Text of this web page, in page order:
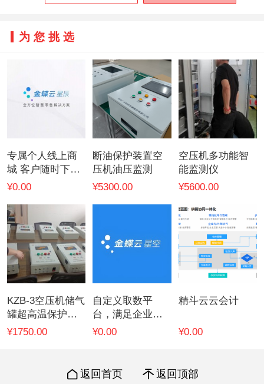
为您挑选
专属个人线上商
城 客户随时下单
订货
¥0.00
断油保护装置空
压机油压监测
¥5300.00
空压机多功能智
能监测仪
¥5600.00
KZB-3空压机储气
罐超高温保护一
控一型
¥1750.00
自定义取数平
台，满足企业编
制任意多管理角
¥0.00
精斗云云会计
¥0.00
返回首页 返回顶部